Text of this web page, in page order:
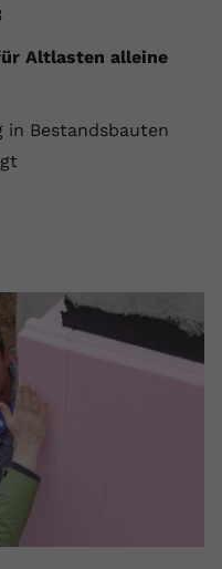
Altlasten alleine
in Bestandsbauten